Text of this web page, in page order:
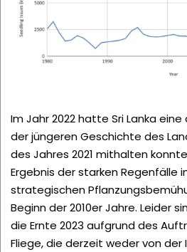
Im Jahr 2022 hatte Sri Lanka
der jüngeren Geschichte des
des Jahres 2021 mithalten
Ergebnis der starken Regenfälle
strategischen
Beginn der 2010er Jahre. Leider
die Ernte 2023 aufgrund des
Fliege, die derzeit weder von